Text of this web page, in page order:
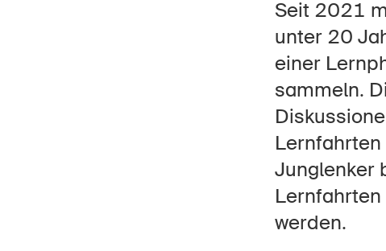
Startseite
Seit 2021
unter 20
einer
sammeln.
Junglenker
werden.